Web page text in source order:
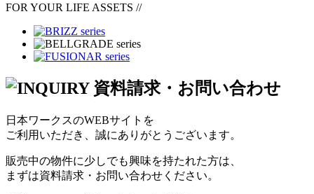
FOR YOUR LIFE ASSETS //
日本ワークスのWEBサイトを
ご利用いただき、誠にありがとうございます。
販売中の物件に少しでも興味を持たれた方は、
まずは資料請求・お問い合わせください。